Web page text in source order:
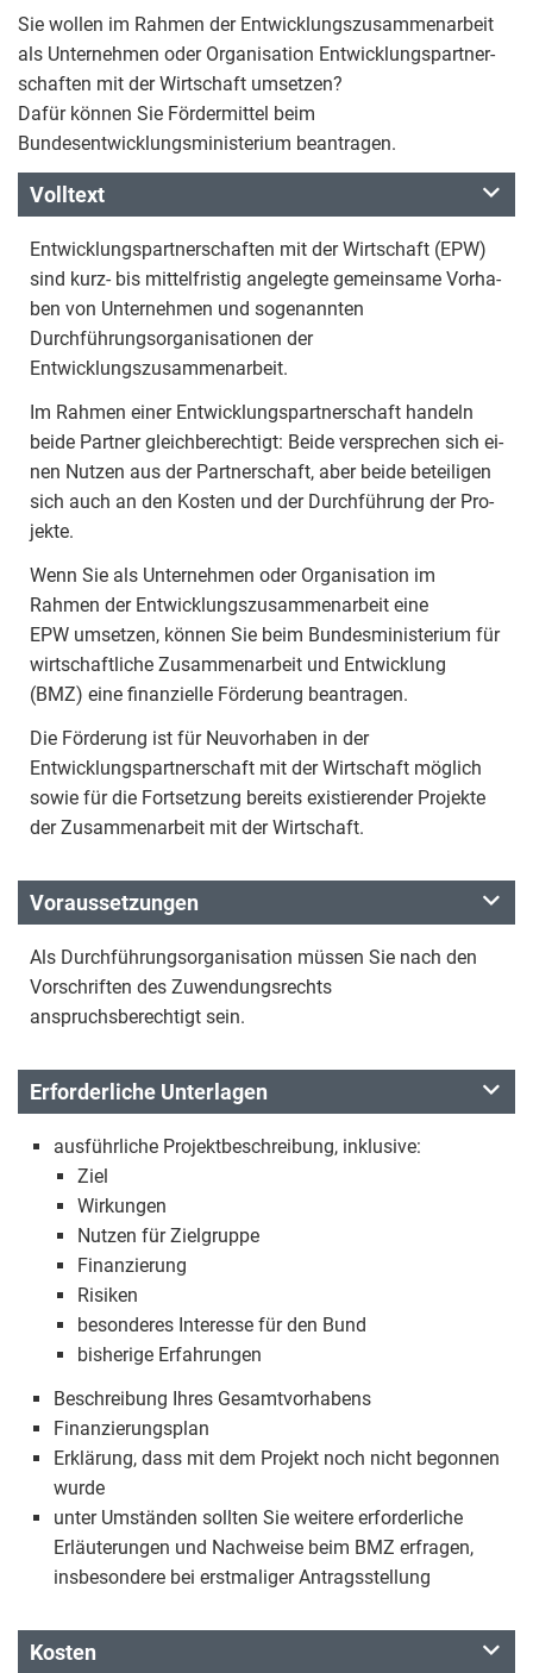
Sie wollen im Rahmen der Entwicklungszusammenarbeit
als Unternehmen oder Organisation Ent­wick­lungs­part­ner­
schaf­ten mit der Wirt­schaft umsetzen?
Dafür können Sie Fördermittel beim
Bundesentwicklungsministerium beantragen.
Volltext
Ent­wick­lungs­part­ner­schaf­ten mit der Wirt­schaft (EPW)
sind kurz- bis mit­tel­fris­tig an­ge­leg­te ge­mein­sa­me Vor­ha­
ben von Un­ter­neh­men und sogenannten
Durchführungsorganisationen der
Entwicklungszusammenarbeit.
Im Rah­men ei­ner Ent­wick­lungs­part­ner­schaft han­deln
bei­de Part­ner gleich­be­rech­tigt: Bei­de ver­spre­chen sich ei­
nen Nut­zen aus der Part­ner­schaft, aber bei­de be­tei­li­gen
sich auch an den Kos­ten und der Durch­füh­rung der Pro­
jek­te.
Wenn Sie als Unternehmen oder Organisation im
Rahmen der Entwicklungszusammenarbeit eine
EPW umsetzen, können Sie beim Bundesministerium für
wirtschaftliche Zusammenarbeit und Entwicklung
(BMZ) eine finanzielle Förderung beantragen.
Die Förderung ist für Neuvorhaben in der
Entwicklungspartnerschaft mit der Wirtschaft möglich
sowie für die Fortsetzung bereits existierender Projekte
der Zusammenarbeit mit der Wirtschaft.
Voraussetzungen
Als Durchführungsorganisation müssen Sie nach den
Vorschriften des Zuwendungsrechts
anspruchsberechtigt sein.
Erforderliche Unterlagen
ausführliche Projektbeschreibung, inklusive:
Ziel
Wirkungen
Nutzen für Zielgruppe
Finanzierung
Risiken
besonderes Interesse für den Bund
bisherige Erfahrungen
Beschreibung Ihres Gesamtvorhabens
Finanzierungsplan
Erklärung, dass mit dem Projekt noch nicht begonnen
wurde
unter Umständen sollten Sie weitere erforderliche
Erläuterungen und Nachweise beim BMZ erfragen,
insbesondere bei erstmaliger Antragsstellung
Kosten